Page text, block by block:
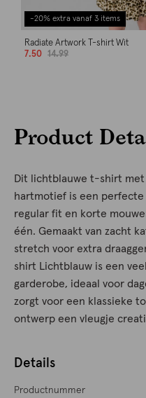
-20% extra vanaf 3 items
Radiate Artwork T-shirt Wit
7.50
14.99
Product
Dit lichtblauwe t-shirt
hartmotief is een perfecte
regular fit en korte
één. Gemaakt van zacht
stretch voor extra
shirt Lichtblauw is een
garderobe, ideaal voor
zorgt voor een klassieke
ontwerp een vleugje
Details
Productnummer